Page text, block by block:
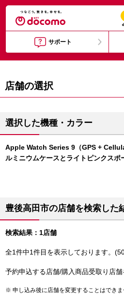
サポート
店舗の選択
選択した機種・カラー
Apple Watch Series 9（GPS +
ルミニウムケースとライトピンクスポ
豊後高田市の店舗を検索した
検索結果：1店舗
全1件中1件目を表示しております。
予約申込する店舗/購入商品受取り店舗
申し込み後に店舗を変更することはできま